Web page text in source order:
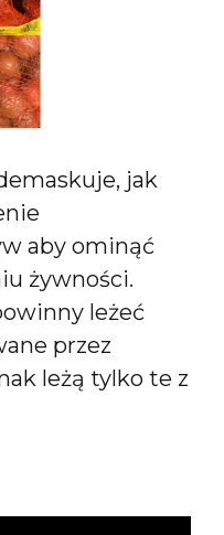
jak
aby ominąć
żywności.
leżeć
przez
leżą tylko te z